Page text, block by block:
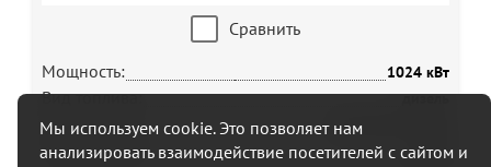
Сравнить
Мощность:
1024 кВт
Вид топлива: дизель
Тип запуска: автозапуск (авр)
Напряжение: 400 В
Мы используем cookie. Это позволяет нам
анализировать взаимодействие посетителей с сайтом и